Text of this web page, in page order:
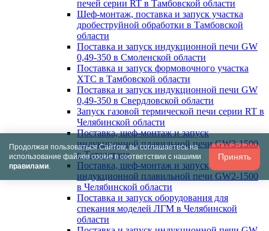
печей серии RT в Тамбовской области
Шеф-монтаж, поставка и запуск участка
дробеструйной обработки в Тамбовской
области
Поставка и запуск индукционной печи GW
0,49-350 в Смоленской области
Поставка и запуск формовочного участка
ХТС в Тамбовской области
Поставка и запуск индукционной печи GW
0,49-350 в Свердловской области
Запуск газовой термической печи серии RT в
Челябинской области
Поставка, шеф-монтаж и запуск
индукционной плавильной печи GW3-1500
в Татарстане
Поставка, шеф-монтаж и запуск
индукционной плавильной печи GW2-1500
в Челябинской области
Поставка и запуск оборудования для
спекания моделей ЛГМ в Челябинской
области
Продолжая пользоваться Сайтом, вы соглашаетесь на
использование файлов cookie в соответствии с нашими
правилами.
Принять